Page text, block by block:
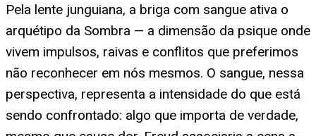
Pela lente junguiana, a briga com sangue ativa o
arquétipo da Sombra — a dimensão da psique onde
vivem impulsos, raivas e conflitos que preferimos
não reconhecer em nós mesmos. O sangue, nessa
perspectiva, representa a intensidade do que está
sendo confrontado: algo que importa de verdade,